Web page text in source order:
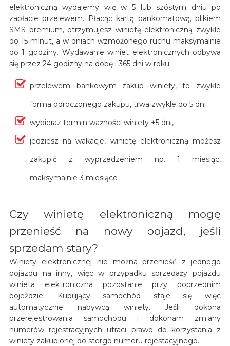
elektroniczną wydajemy wię w 5 lub szóstym dniu po
zapłacie przelewem. Płacąc kartą bankomatową, blikiem
SMS premium, otrzymujesz winietę elektroniczną zwykle
do 15 minut, a w dniach wzmożonego ruchu maksymalnie
do 1 godziny. Wydawanie winiet elektronicznych odbywa
się przez 24 godizny na dobę i 365 dni w roku.
przelewem bankowym zakup winiety, to zwykle
forma odroczonego zakupu, trwa zwykle do 5 dni
wybieraz termin ważności winiety +5 dni,
jedziesz na wakacje, winietę elektroniczną możesz
zakupić z wyprzedzeniem np. 1 miesiąc,
maksymalnie 3 miesiące
Czy winietę elektroniczną mogę
przenieść na nowy pojazd, jeśli
sprzedam stary?
Winiety elektronicznej nie można przenieść z jednego
pojazdu na inny, więc w przypadku sprzedaży pojazdu
winieta elektroniczna pozostanie przy poprzednim
pojeździe. Kupujący samochód staje się więc
automatycznie nabywcą winiety. Jeśli dokona
przerejestrowania samochodu i dokonam zmiany
numerów rejestracyjnych utraci prawo do korzystania z
winiety zakupionej do stergo numeru rejestacyjnego.